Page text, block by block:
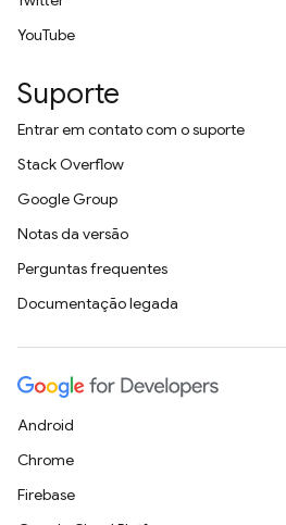
YouTube
Suporte
Entrar em contato com o suporte
Stack Overflow
Google Group
Notas da versão
Perguntas frequentes
Documentação legada
Android
Chrome
Firebase